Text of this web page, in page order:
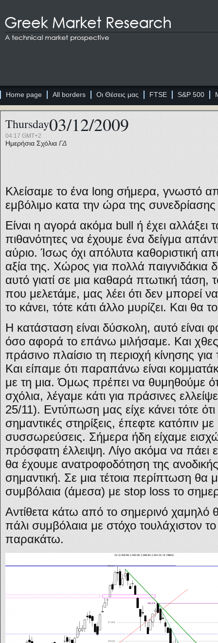
Home page All borders Οι Θέσεις μας FTSE S&P 500
Thursday03/12/2009
04:17 GMT+2
Ημερήσια Σχόλια ΓΔ
Κλείσαμε το ένα long σήμερα, γνωστό
εμβόλιμο κατα την ώρα της συνεδρίασης
Είναι η αγορά ακόμα bull ή έχει
πιθανότητες να έχουμε ένα δείγμα
αύριο. Ίσως όχι απόλυτα καθοριστική
αξία της. Χώρος για πολλά παιγνιδάκια
αυτό γιατί σε μια καθαρά πτωτική τάση,
που μελετάμε, μας λέει ότι δεν μπορεί
το κάνει, τότε κάτι άλλο μυρίζει. Και θα
Η κατάσταση είναι δύσκολη, αυτό είναι
όσο αφορά το επάνω μιλήσαμε. Και
πράσινο πλαίσιο τη περιοχή κίνησης για
Και είπαμε ότι παραπάνω είναι
με τη μια. Όμως πρέπει να θυμηθούμε
σχόλια, λέγαμε κάτι για πράσινες
25/11). Εντύπωση μας είχε κάνει τότε
σημαντικές στηρίξεις, έπεφτε κατόπιν με
συσσωρεύσεις. Σήμερα ήδη είχαμε
πρόσφατη έλλειψη. Λίγο ακόμα να
θα έχουμε ανατροφοδότηση της
σημαντική. Σε μια τέτοια περίπτωση θα
συμβόλαια (άμεσα) με stop loss το
Αντίθετα κάτω από το σημερινό χαμηλό
πάλι συμβόλαια με στόχο τουλάχιστον
παρακάτω.